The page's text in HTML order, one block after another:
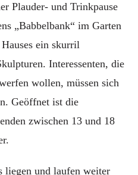
Plauder- und Trinkpause
„Babbelbank“ im Garten
ein skurril
Interessenten, die
wollen, müssen sich
Geöffnet ist die
zwischen 13 und 18
liegen und laufen weiter